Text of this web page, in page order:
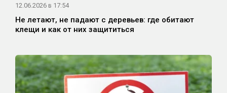
12.06.2026 в 17:54
Не летают, не падают с деревьев: где обитают
клещи и как от них защититься